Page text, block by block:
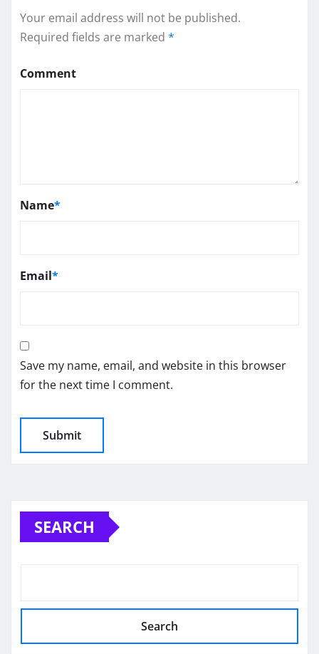
Your email address will not be published.
Required fields are marked *
Comment
Name*
Email*
Save my name, email, and website in this browser
for the next time I comment.
SEARCH
Search